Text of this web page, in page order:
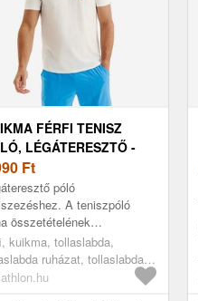
FÉRFI TENISZ
LÉGÁTERESZTŐ -
SOFT
Ft
póló
A teniszpóló
összetételének
kényelmes viselet.
szabása és rendkívül
anyaga ...
kuikma, tollaslabda,
ruházat, tollaslabda
white, xl